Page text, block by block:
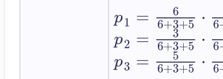
p1 = 6
6+3+5 ⋅ 6
p2 = 3
6+3+5 ⋅ 6
p3 = 5
6+3+5 ⋅ 6